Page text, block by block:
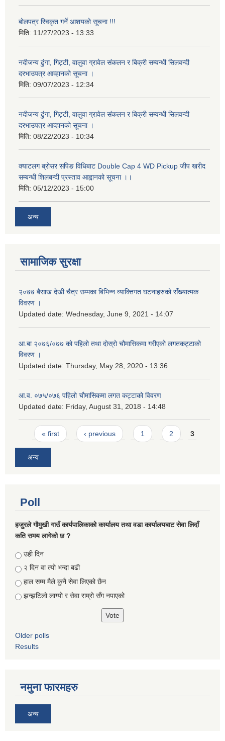
बोलपत्र स्विकृत गर्ने आशयको सूचना !!!
मिति: 11/27/2023 - 13:33
नदीजन्य ढुंगा, गिट्टी, वालुवा ग्रावेल संकलन र बिक्री सम्वन्धी सिलवन्दी
दरभाउपत्र आव्हानको सूचना ।
मिति: 09/07/2023 - 12:34
नदीजन्य ढुंगा, गिट्टी, वालुवा ग्रावेल संकलन र बिक्री सम्वन्धी सिलवन्दी
दरभाउपत्र आव्हानको सूचना ।
मिति: 08/22/2023 - 10:34
क्याटलग ब्रोसर सपिङ विधिबाट Double Cap 4 WD Pickup जीप खरीद
सम्बन्धी शिलबन्दी प्रस्ताव आह्वानको सूचना ।।
मिति: 05/12/2023 - 15:00
अन्य
सामाजिक सुरक्षा
२०७७ बैसाख देखी चैत्र सम्मका बिभिन्न व्याक्तिगत घटनाहरुको सँख्यात्मक
विवरण ।
Updated date: Wednesday, June 9, 2021 - 14:07
आ.बा २०७६/०७७ को पहिलो तथा दोस्रो चौमासिकमा गरीएको लगतकट्टाको
विवरण ।
Updated date: Thursday, May 28, 2020 - 13:36
आ.व. ०७५/०७६ पहिलो चौमासिकमा लगत कट्टाको विवरण
Updated date: Friday, August 31, 2018 - 14:48
Pages
« first ‹ previous 1 2 3
अन्य
Poll
हजुरले गौमुखी गाउँ कार्यपालिकाको कार्यालय तथा वडा कार्यालयबाट सेवा लिदाँ
कति समय लागेको छ ?
Choices
उही दिन
२ दिन वा त्यो भन्दा बढी
हाल सम्म मैले कुनै सेवा लिएको छैन
झन्झटिलो लाग्यो र सेवा राम्रो सँग नपाएको
Older polls
Results
नमुना फारमहरु
अन्य